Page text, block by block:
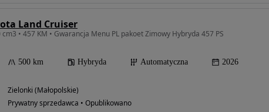
Land Cruiser
cm3 • 457 KM • Gwarancja Menu PL pakoet Zimowy Hybryda 457 PS
500 km Hybryda Automatyczna 2026
Zielonki (Małopolskie)
Prywatny sprzedawca • Opublikowano